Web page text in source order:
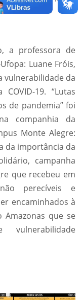
a professora de
Luane Fróis,
vulnerabilidade da
19. “Lutas
de pandemia” foi
companhia da
Monte Alegre:
da importância da
campanha
que recebeu em
perecíveis e
encaminhados à
que se